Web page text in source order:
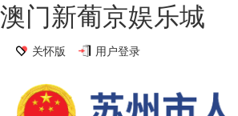
澳门新葡京娱乐城
关怀版 用户登录